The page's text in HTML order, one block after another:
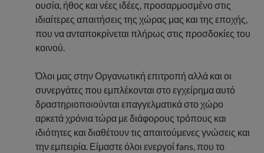
ουσία, ήθος και νέες ιδέες, προσαρμοσμένο στις
ιδιαίτερες απαιτήσεις της χώρας μας και της εποχής,
που να ανταποκρίνεται πλήρως στις προσδοκίες του
κοινού.
Όλοι μας στην Οργανωτική επιτροπή αλλά και οι
συνεργάτες που εμπλέκονται στο εγχείρημα αυτό
δραστηριοποιούνται επαγγελματικά στο χώρο
αρκετά χρόνια τώρα με διάφορους τρόπους και
ιδιότητες και διαθέτουν τις απαιτούμενες γνώσεις και
την εμπειρία. Είμαστε όλοι ενεργοί fans, που το